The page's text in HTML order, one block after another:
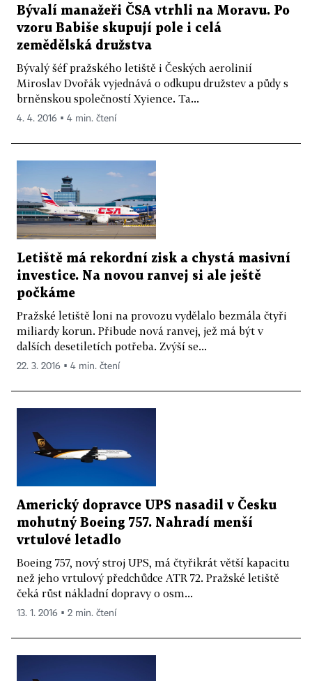
Bývalí manažeři ČSA vtrhli na Moravu. Po
vzoru Babiše skupují pole i celá
zemědělská družstva
Bývalý šéf pražského letiště i Českých aerolinií
Miroslav Dvořák vyjednává o odkupu družstev a půdy s
brněnskou společností Xyience. Ta...
4. 4. 2016 ▪ 4 min. čtení
Letiště má rekordní zisk a chystá masivní
investice. Na novou ranvej si ale ještě
počkáme
Pražské letiště loni na provozu vydělalo bezmála čtyři
miliardy korun. Přibude nová ranvej, jež má být v
dalších desetiletích potřeba. Zvýší se...
22. 3. 2016 ▪ 4 min. čtení
Americký dopravce UPS nasadil v Česku
mohutný Boeing 757. Nahradí menší
vrtulové letadlo
Boeing 757, nový stroj UPS, má čtyřikrát větší kapacitu
než jeho vrtulový předchůdce ATR 72. Pražské letiště
čeká růst nákladní dopravy o osm...
13. 1. 2016 ▪ 2 min. čtení